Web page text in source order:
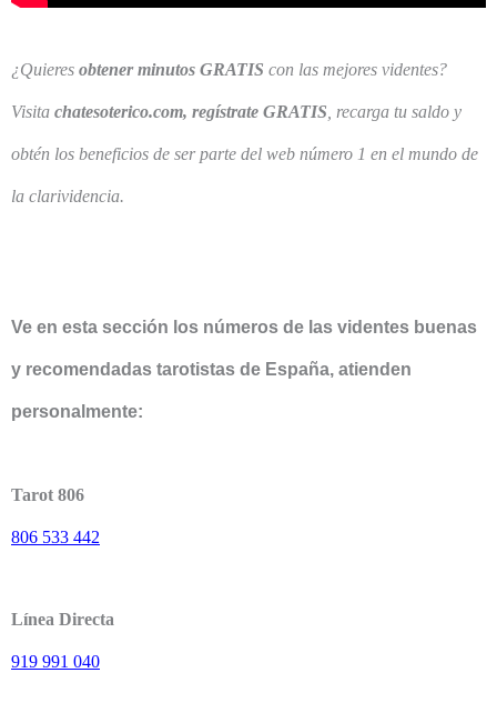
¿Quieres obtener minutos GRATIS con las mejores videntes?
Visita chatesoterico.com, regístrate GRATIS , recarga tu saldo y
obtén los beneficios de ser parte del web número 1 en el mundo de
la clarividencia.
Ve en esta sección los números de las videntes buenas
y recomendadas tarotistas de España, atienden
personalmente:
Tarot 806
806 533 442
Línea Directa
919 991 040